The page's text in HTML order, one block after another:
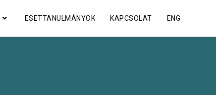
ESETTANULMÁNYOK KAPCSOLAT ENG